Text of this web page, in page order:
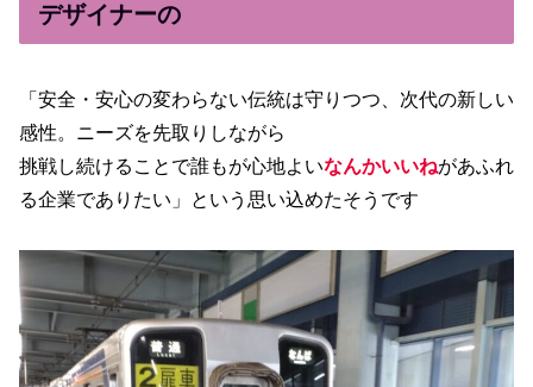
デザイナーの
「安全・安心の変わらない伝統は守りつつ、次代の新しい
感性。ニーズを先取りしながら
挑戦し続けることで誰もが心地よいなんかいいねがあふれ
る企業でありたい」という思い込めたそうです